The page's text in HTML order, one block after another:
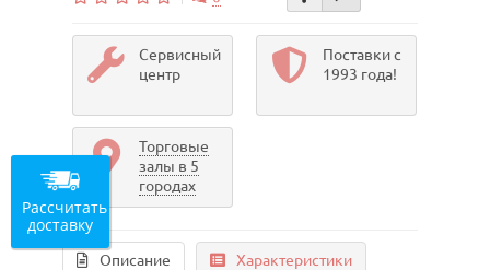
Сервисный
центр
Поставки с
1993 года!
Торговые
залы в 5
городах
Описание Характеристики
Рассчитать
доставку